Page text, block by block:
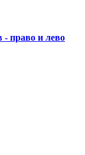
право и лево